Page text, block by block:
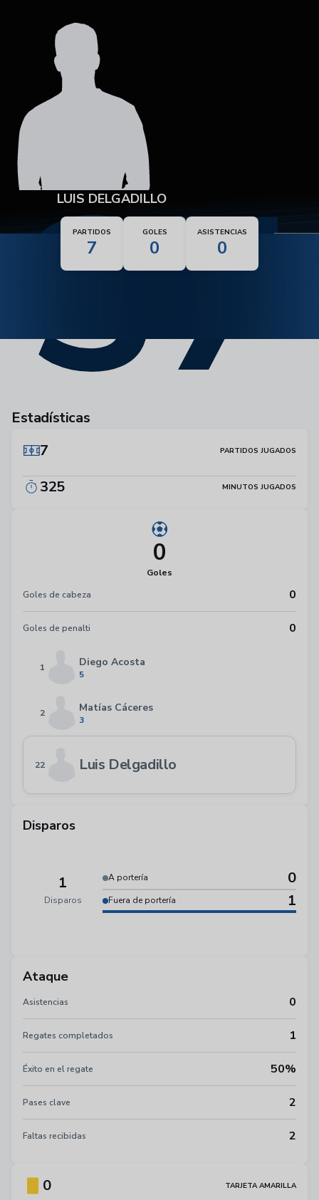
37
LUIS DELGADILLO
PARTIDOS
7
GOLES
0
ASISTENCIAS
0
Estadísticas
7
PARTIDOS JUGADOS
325 MINUTOS JUGADOS
0
Goles
Goles de cabeza
0
Goles de penalti 0
1 Diego Acosta
5
2 Matías Cáceres
3
22 Luis Delgadillo
Disparos
1
Disparos
A portería 0
Fuera de portería 1
Ataque
Asistencias 0
Regates completados 1
Éxito en el regate 50%
Pases clave 2
Faltas recibidas 2
0 TARJETA AMARILLA